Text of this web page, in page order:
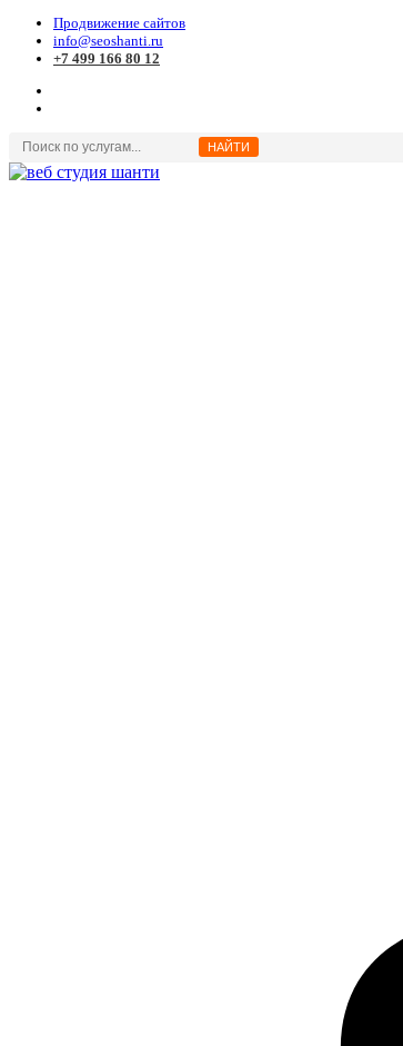
Продвижение сайтов
info@seoshanti.ru
+7 499 166 80 12